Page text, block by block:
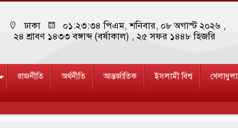
ঢাকা ০১:২৩:৩৫ পিএম, শনিবার, ০৮ অগাস্ট ২০২৬ ,
২৪ শ্রাবণ ১৪৩৩ বঙ্গাব্দ (বর্ষাকাল) , ২৫ সফর ১৪৪৮ হিজরি
রাজনীতি অর্থনীতি আন্তর্জাতিক ইসলামী বিশ্ব খেলাধুলা